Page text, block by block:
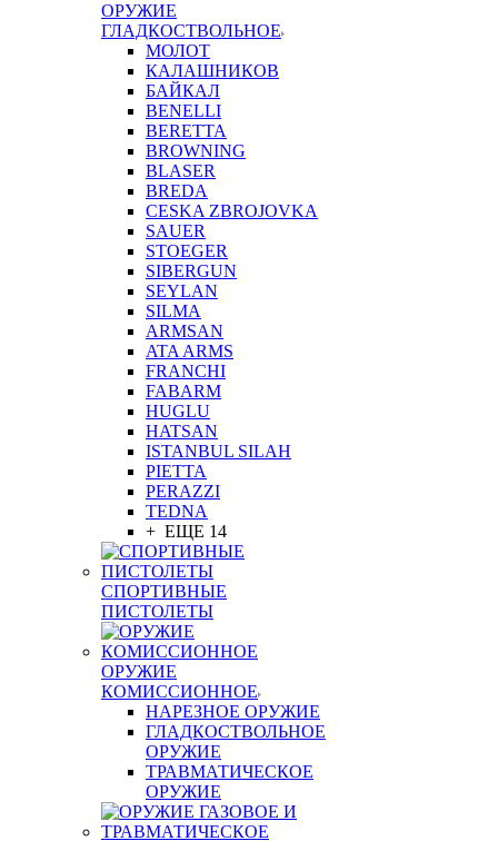
ОРУЖИЕ
ГЛАДКОСТВОЛЬНОЕ
МОЛОТ
КАЛАШНИКОВ
БАЙКАЛ
BENELLI
BERETTA
BROWNING
BLASER
BREDA
CESKA ZBROJOVKA
SAUER
STOEGER
SIBERGUN
SEYLAN
SILMA
ARMSAN
ATA ARMS
FRANCHI
FABARM
HUGLU
HATSAN
ISTANBUL SILAH
PIETTA
PERAZZI
TEDNA
+ ЕЩЕ 14
СПОРТИВНЫЕ
ПИСТОЛЕТЫ
ОРУЖИЕ
КОМИССИОННОЕ
НАРЕЗНОЕ ОРУЖИЕ
ГЛАДКОСТВОЛЬНОЕ
ОРУЖИЕ
ТРАВМАТИЧЕСКОЕ
ОРУЖИЕ